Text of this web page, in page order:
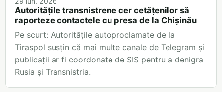
Autoritățile transnistrene cer cetățenilor să
raporteze contactele cu presa de la Chișinău
Pe scurt: Autoritățile autoproclamate de la
Tiraspol susțin că mai multe canale de Telegram și
publicații ar fi coordonate de SIS pentru a denigra
Rusia și Transnistria.